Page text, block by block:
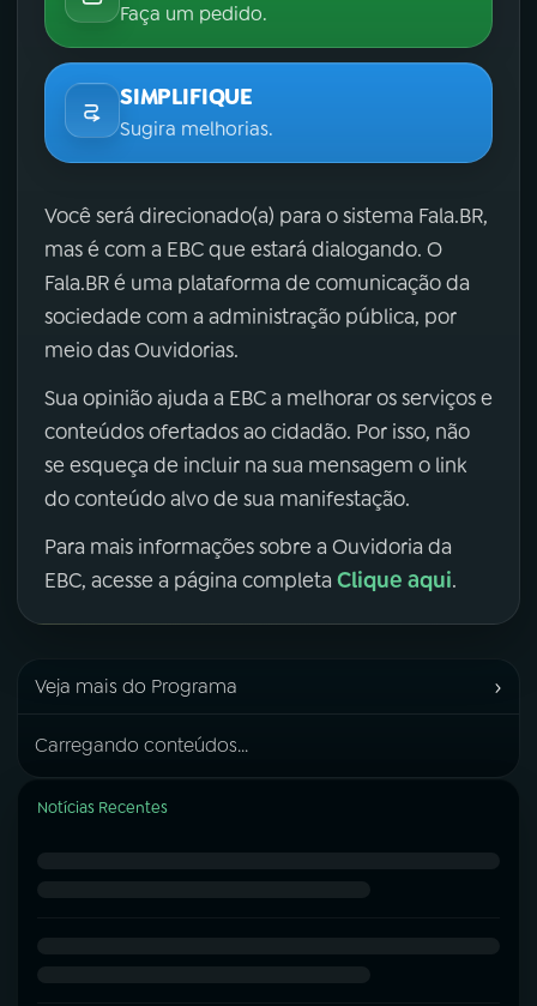
Faça um pedido.
SIMPLIFIQUE
Sugira melhorias.
Você será direcionado(a) para o sistema Fala.BR,
mas é com a EBC que estará dialogando. O
Fala.BR é uma plataforma de comunicação da
sociedade com a administração pública, por
meio das Ouvidorias.
Sua opinião ajuda a EBC a melhorar os serviços e
conteúdos ofertados ao cidadão. Por isso, não
se esqueça de incluir na sua mensagem o link
do conteúdo alvo de sua manifestação.
Para mais informações sobre a Ouvidoria da
EBC, acesse a página completa Clique aqui.
Veja mais do Programa ›
Carregando conteúdos...
Notícias Recentes